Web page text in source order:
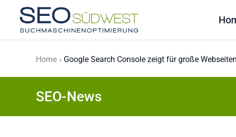
Skip to main content
Home Google Search Console zeigt für große
SEO-News